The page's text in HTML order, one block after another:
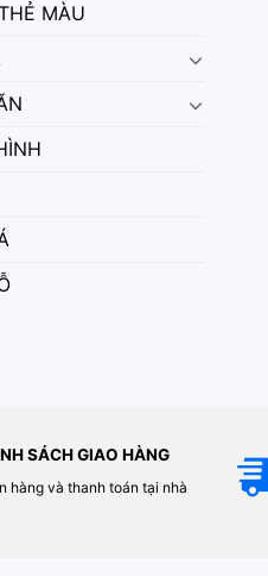
MÀU
SÁCH GIAO HÀNG
hàng và thanh toán tại nhà